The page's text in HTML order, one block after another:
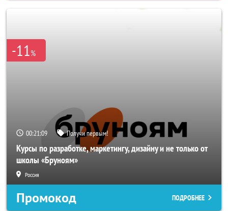
-11%
00:21:06 Получи первым!
Курсы по разработке, маркетингу, дизайну и не только от
школы «Бруноям»
Россия
Промокод ПОДРОБНЕЕ